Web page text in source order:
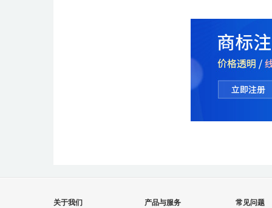
关于我们 产品与服务 常见问题